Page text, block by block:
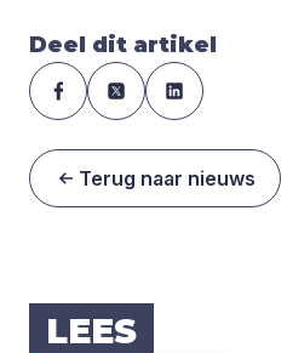
Deel dit artikel
Terug naar nieuws
LEES